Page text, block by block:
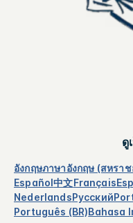
ดู
อังกฤษภาษาอังกฤษ (สหรา
Español中文Français
NederlandsРусский
Português (BR)Bahasa